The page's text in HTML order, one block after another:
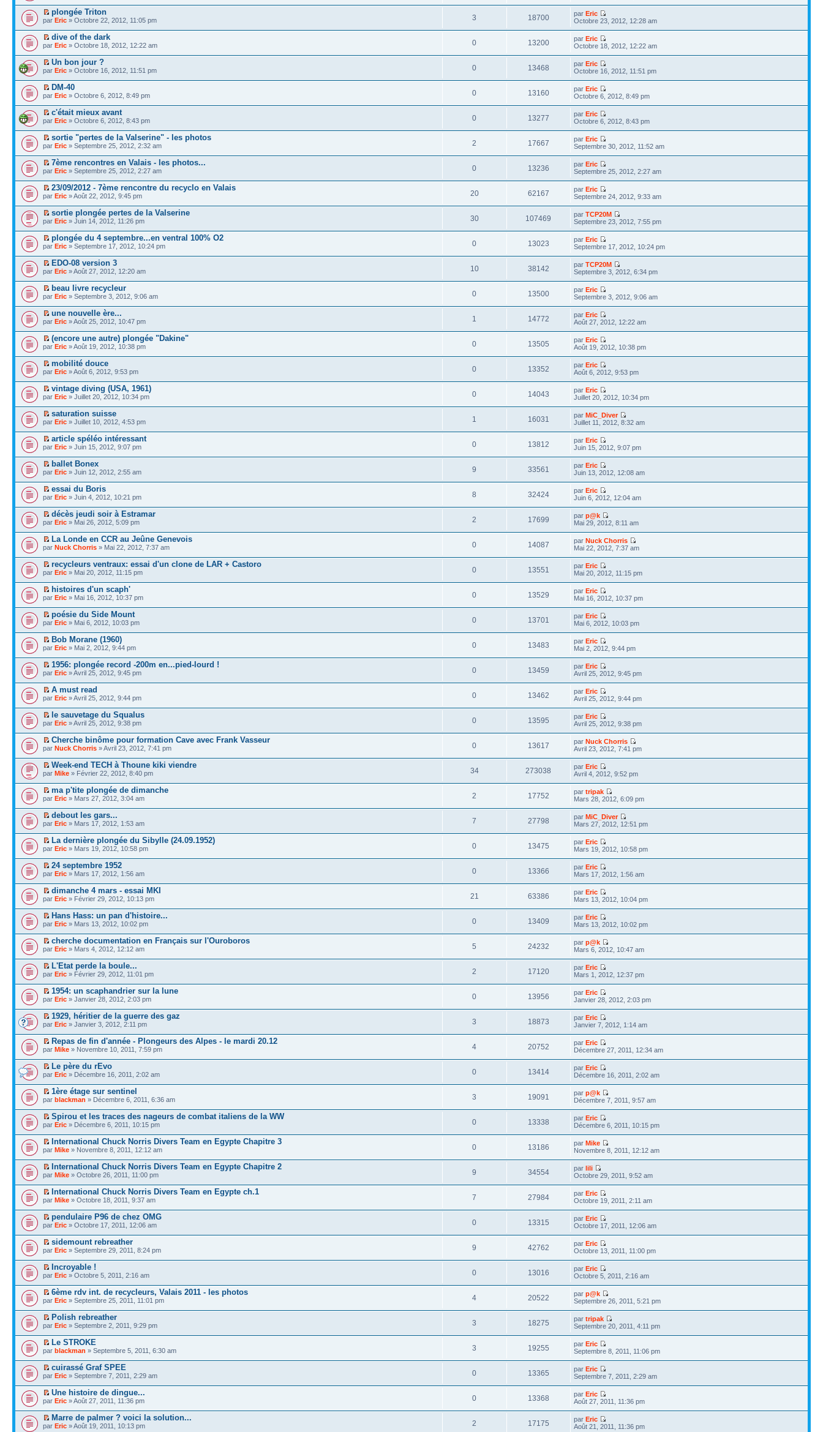
plongée Triton
par Eric » Octobre 22, 2012, 11:05 pm 3 18700 parEric
Octobre 23, 2012, 12:28 am
dive of the dark
par Eric » Octobre 18, 2012, 12:22 am 0 13200 parEric
Octobre 18, 2012, 12:22 am
Un bon jour ?
par Eric » Octobre 16, 2012, 11:51 pm 0 13468 parEric
Octobre 16, 2012, 11:51 pm
DM-40
par Eric » Octobre 6, 2012, 8:49 pm 0 13160 parEric
Octobre 6, 2012, 8:49 pm
c'était mieux avant
par Eric » Octobre 6, 2012, 8:43 pm 0 13277 parEric
Octobre 6, 2012, 8:43 pm
sortie "pertes de la Valserine" - les photos
par Eric » Septembre 25, 2012, 2:32 am 2 17667 parEric
Septembre 30, 2012, 11:52 am
7ème rencontres en Valais - les photos...
par Eric » Septembre 25, 2012, 2:27 am 0 13236 parEric
Septembre 25, 2012, 2:27 am
23/09/2012 - 7ème rencontre du recyclo en Valais
par Eric » Août 22, 2012, 9:45 pm 20 62167 parEric
Septembre 24, 2012, 9:33 am
sortie plongée pertes de la Valserine
par Eric » Juin 14, 2012, 11:26 pm 30 107469 parTCP20M
Septembre 23, 2012, 7:55 pm
plongée du 4 septembre...en ventral 100% O2
par Eric » Septembre 17, 2012, 10:24 pm 0 13023 parEric
Septembre 17, 2012, 10:24 pm
EDO-08 version 3
par Eric » Août 27, 2012, 12:20 am 10 38142 parTCP20M
Septembre 3, 2012, 6:34 pm
beau livre recycleur
par Eric » Septembre 3, 2012, 9:06 am 0 13500 parEric
Septembre 3, 2012, 9:06 am
une nouvelle ère...
par Eric » Août 25, 2012, 10:47 pm 1 14772 parEric
Août 27, 2012, 12:22 am
(encore une autre) plongée "Dakine"
par Eric » Août 19, 2012, 10:38 pm 0 13505 parEric
Août 19, 2012, 10:38 pm
mobilité douce
par Eric » Août 6, 2012, 9:53 pm 0 13352 parEric
Août 6, 2012, 9:53 pm
vintage diving (USA, 1961)
par Eric » Juillet 20, 2012, 10:34 pm 0 14043 parEric
Juillet 20, 2012, 10:34 pm
saturation suisse
par Eric » Juillet 10, 2012, 4:53 pm 1 16031 parMiC_Diver
Juillet 11, 2012, 8:32 am
article spéléo intéressant
par Eric » Juin 15, 2012, 9:07 pm 0 13812 parEric
Juin 15, 2012, 9:07 pm
ballet Bonex
par Eric » Juin 12, 2012, 2:55 am 9 33561 parEric
Juin 13, 2012, 12:08 am
essai du Boris
par Eric » Juin 4, 2012, 10:21 pm 8 32424 parEric
Juin 6, 2012, 12:04 am
décès jeudi soir à Estramar
par Eric » Mai 26, 2012, 5:09 pm 2 17699 parp@k
Mai 29, 2012, 8:11 am
La Londe en CCR au Jeûne Genevois
par Nuck Chorris » Mai 22, 2012, 7:37 am 0 14087 parNuck Chorris
Mai 22, 2012, 7:37 am
recycleurs ventraux: essai d'un clone de LAR + Castoro
par Eric » Mai 20, 2012, 11:15 pm 0 13551 parEric
Mai 20, 2012, 11:15 pm
histoires d'un scaph'
par Eric » Mai 16, 2012, 10:37 pm 0 13529 parEric
Mai 16, 2012, 10:37 pm
poésie du Side Mount
par Eric » Mai 6, 2012, 10:03 pm 0 13701 parEric
Mai 6, 2012, 10:03 pm
Bob Morane (1960)
par Eric » Mai 2, 2012, 9:44 pm 0 13483 parEric
Mai 2, 2012, 9:44 pm
1956: plongée record -200m en...pied-lourd !
par Eric » Avril 25, 2012, 9:45 pm 0 13459 parEric
Avril 25, 2012, 9:45 pm
A must read
par Eric » Avril 25, 2012, 9:44 pm 0 13462 parEric
Avril 25, 2012, 9:44 pm
le sauvetage du Squalus
par Eric » Avril 25, 2012, 9:38 pm 0 13595 parEric
Avril 25, 2012, 9:38 pm
Cherche binôme pour formation Cave avec Frank Vasseur
par Nuck Chorris » Avril 23, 2012, 7:41 pm 0 13617 parNuck Chorris
Avril 23, 2012, 7:41 pm
Week-end TECH à Thoune kiki viendre
par Mike » Février 22, 2012, 8:40 pm 34 273038 parEric
Avril 4, 2012, 9:52 pm
ma p'tite plongée de dimanche
par Eric » Mars 27, 2012, 3:04 am 2 17752 partripak
Mars 28, 2012, 6:09 pm
debout les gars...
par Eric » Mars 17, 2012, 1:53 am 7 27798 parMiC_Diver
Mars 27, 2012, 12:51 pm
La dernière plongée du Sibylle (24.09.1952)
par Eric » Mars 19, 2012, 10:58 pm 0 13475 parEric
Mars 19, 2012, 10:58 pm
24 septembre 1952
par Eric » Mars 17, 2012, 1:56 am 0 13366 parEric
Mars 17, 2012, 1:56 am
dimanche 4 mars - essai MKI
par Eric » Février 29, 2012, 10:13 pm 21 63386 parEric
Mars 13, 2012, 10:04 pm
Hans Hass: un pan d'histoire...
par Eric » Mars 13, 2012, 10:02 pm 0 13409 parEric
Mars 13, 2012, 10:02 pm
cherche documentation en Français sur l'Ouroboros
par Eric » Mars 4, 2012, 12:12 am 5 24232 parp@k
Mars 6, 2012, 10:47 am
L'Etat perde la boule...
par Eric » Février 29, 2012, 11:01 pm 2 17120 parEric
Mars 1, 2012, 12:37 pm
1954: un scaphandrier sur la lune
par Eric » Janvier 28, 2012, 2:03 pm 0 13956 parEric
Janvier 28, 2012, 2:03 pm
1929, héritier de la guerre des gaz
par Eric » Janvier 3, 2012, 2:11 pm 3 18873 parEric
Janvier 7, 2012, 1:14 am
Repas de fin d'année - Plongeurs des Alpes - le mardi 20.12
par Mike » Novembre 10, 2011, 7:59 pm 4 20752 parEric
Décembre 27, 2011, 12:34 am
Le père du rEvo
par Eric » Décembre 16, 2011, 2:02 am 0 13414 parEric
Décembre 16, 2011, 2:02 am
1ère étage sur sentinel
par blackman » Décembre 6, 2011, 6:36 am 3 19091 parp@k
Décembre 7, 2011, 9:57 am
Spirou et les traces des nageurs de combat italiens de la WW
par Eric » Décembre 6, 2011, 10:15 pm 0 13338 parEric
Décembre 6, 2011, 10:15 pm
International Chuck Norris Divers Team en Egypte Chapitre 3
par Mike » Novembre 8, 2011, 12:12 am 0 13186 parMike
Novembre 8, 2011, 12:12 am
International Chuck Norris Divers Team en Egypte Chapitre 2
par Mike » Octobre 26, 2011, 11:00 pm 9 34554 parlili
Octobre 29, 2011, 9:52 am
International Chuck Norris Divers Team en Egypte ch.1
par Mike » Octobre 18, 2011, 9:37 am 7 27984 parEric
Octobre 19, 2011, 2:11 am
pendulaire P96 de chez OMG
par Eric » Octobre 17, 2011, 12:06 am 0 13315 parEric
Octobre 17, 2011, 12:06 am
sidemount rebreather
par Eric » Septembre 29, 2011, 8:24 pm 9 42762 parEric
Octobre 13, 2011, 11:00 pm
Incroyable !
par Eric » Octobre 5, 2011, 2:16 am 0 13016 parEric
Octobre 5, 2011, 2:16 am
6ème rdv int. de recycleurs, Valais 2011 - les photos
par Eric » Septembre 25, 2011, 11:01 pm 4 20522 parp@k
Septembre 26, 2011, 5:21 pm
Polish rebreather
par Eric » Septembre 2, 2011, 9:29 pm 3 18275 partripak
Septembre 20, 2011, 4:11 pm
Le STROKE
par blackman » Septembre 5, 2011, 6:30 am 3 19255 parEric
Septembre 8, 2011, 11:06 pm
cuirassé Graf SPEE
par Eric » Septembre 7, 2011, 2:29 am 0 13365 parEric
Septembre 7, 2011, 2:29 am
Une histoire de dingue...
par Eric » Août 27, 2011, 11:36 pm 0 13368 parEric
Août 27, 2011, 11:36 pm
Marre de palmer ? voici la solution...
par Eric » Août 19, 2011, 10:13 pm 2 17175 parEric
Août 21, 2011, 11:36 pm